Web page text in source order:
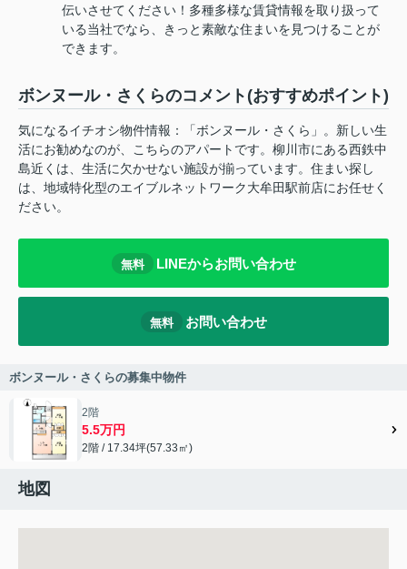
伝いさせてください！多種多様な賃貸情報を取り扱って
いる当社でなら、きっと素敵な住まいを見つけることが
できます。
ボンヌール・さくらのコメント(おすすめポイント)
気になるイチオシ物件情報：「ボンヌール・さくら」。新しい生
活にお勧めなのが、こちらのアパートです。柳川市にある西鉄中
島近くは、生活に欠かせない施設が揃っています。住まい探し
は、地域特化型のエイブルネットワーク大牟田駅前店にお任せく
ださい。
無料 LINEからお問い合わせ
無料 お問い合わせ
ボンヌール・さくらの募集中物件
2階
5.5万円
2階 / 17.34坪(57.33㎡)
地図